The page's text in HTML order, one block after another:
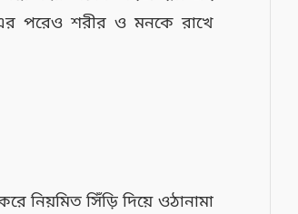
পরেও শরীর ও মনকে রাখে
নিয়মিত সিঁড়ি দিয়ে ওঠানামা